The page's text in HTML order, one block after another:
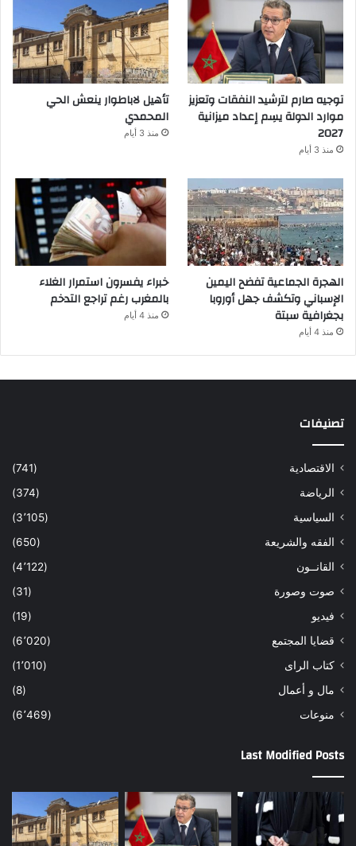
توجيه صارم لترشيد النفقات وتعزيز
موارد الدولة يسِم إعداد ميزانية
2027
منذ 3 أيام
تأهيل لاباطوار ينعش الحي
المحمدي
منذ 3 أيام
الهجرة الجماعية تفضح اليمين
الإسباني وتكشف جهل أوروبا
بجغرافية سبتة
منذ 4 أيام
خبراء يفسرون استمرار الغلاء
بالمغرب رغم تراجع التدخم
منذ 4 أيام
تصنيفات
الاقتصادية
(741)
الرياضة
(374)
السياسية
(3٬105)
الفقه والشريعة
(650)
القانــون
(4٬122)
صوت وصورة
(31)
فيديو
(19)
قضايا المجتمع
(6٬020)
كتاب الراى
(1٬010)
مال و أعمال
(8)
منوعات
(6٬469)
Last Modified Posts